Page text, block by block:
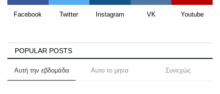
Facebook Twitter Instagram VK Youtube
POPULAR POSTS
Αυτή την εβδομάδα Αυτο το μηνα Συνεχώς